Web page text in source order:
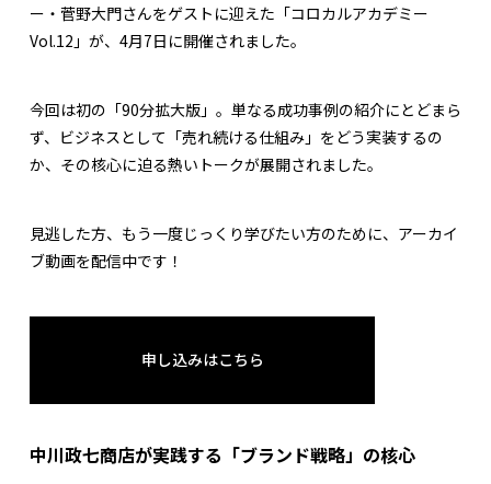
ー・菅野大門さんをゲストに迎えた「コロカルアカデミー
Vol.12」が、4月7日に開催されました。
今回は初の「90分拡大版」。単なる成功事例の紹介にとどまら
ず、ビジネスとして「売れ続ける仕組み」をどう実装するの
か、その核心に迫る熱いトークが展開されました。
見逃した方、もう一度じっくり学びたい方のために、アーカイ
ブ動画を配信中です！
申し込みはこちら
中川政七商店が実践する「ブランド戦略」の核心